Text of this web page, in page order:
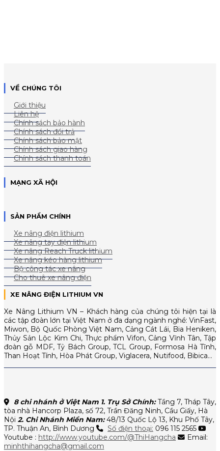
VỀ CHÚNG TÔI
Giới thiệu
Liên hệ
Chính sách bảo hành
Chính sách đổi trả
Chính sách bảo mật
Chính sách giao hàng
Chính sách thanh toán
MẠNG XÃ HỘI
SẢN PHẨM CHÍNH
Xe nâng điện lithium
Xe nâng tay điện lithium
Xe nâng Reach Truck lithium
Xe nâng kéo hàng lithium
Bộ công tác xe nâng
Cho thuê xe nâng điện
XE NÂNG ĐIỆN LITHIUM VN
Xe Nâng Lithium VN – Khách hàng của chúng tôi hiện tại là
các tập đoàn lớn tại Việt Nam ở đa dạng ngành nghề: VinFast,
Miwon, Bộ Quốc Phòng Việt Nam, Cảng Cát Lái, Bia Heniken,
Thủy Sản Lộc Kim Chi, Thực phẩm Vifon, Cảng Vĩnh Tân, Tập
đoàn gỗ MDF, Tỷ Bách Group, TCL Group, Formosa Hà Tĩnh,
Than Hoạt Tính, Hòa Phát Group, Viglacera, Nutifood, Bibica…
8 chi nhánh ở Việt Nam 1. Trụ Sở Chính:Tầng 7, Tháp Tây,
tòa nhà Hancorp Plaza, số 72, Trần Đăng Ninh, Cầu Giấy, Hà
Nội 2. Chi Nhánh Miền Nam:48/13 Quốc Lộ 13, Khu Phố Tây,
TP. Thuận An, Bình Dương
Số điện thoại: 096 115 2565
Youtube : http://www.youtube.com/@ThiHangcha
Email:
minhthihangcha@gmail.com